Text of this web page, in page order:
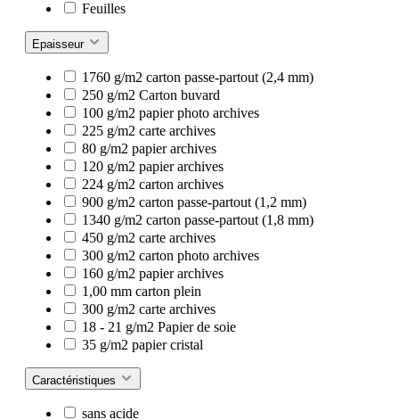
Feuilles
Epaisseur
1760 g/m2 carton passe-partout (2,4 mm)
250 g/m2 Carton buvard
100 g/m2 papier photo archives
225 g/m2 carte archives
80 g/m2 papier archives
120 g/m2 papier archives
224 g/m2 carton archives
900 g/m2 carton passe-partout (1,2 mm)
1340 g/m2 carton passe-partout (1,8 mm)
450 g/m2 carte archives
300 g/m2 carton photo archives
160 g/m2 papier archives
1,00 mm carton plein
300 g/m2 carte archives
18 - 21 g/m2 Papier de soie
35 g/m2 papier cristal
Caractéristiques
sans acide